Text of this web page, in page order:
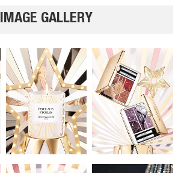
IMAGE GALLERY